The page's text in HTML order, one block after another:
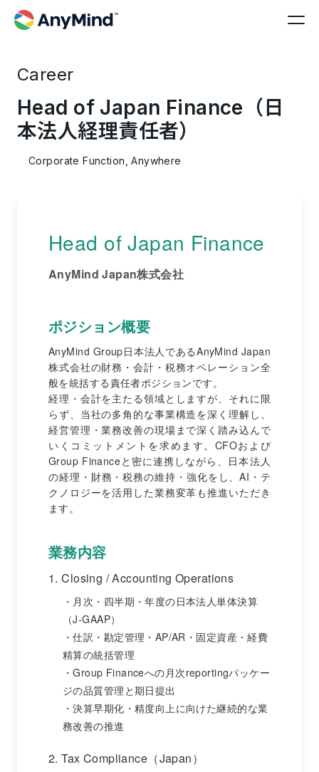
Career
Head of Japan Finance（日
本法人経理責任者）
Corporate Function, Anywhere
Head of Japan Finance
AnyMind Japan株式会社
ポジション概要
AnyMind Group日本法人であるAnyMind Japan
株式会社の財務・会計・税務オペレーション全
般を統括する責任者ポジションです。
経理・会計を主たる領域としますが、それに限
らず、当社の多角的な事業構造を深く理解し、
経営管理・業務改善の現場まで深く踏み込んで
いくコミットメントを求めます。CFOおよび
Group Financeと密に連携しながら、日本法人
の経理・財務・税務の維持・強化をし、AI・テ
クノロジーを活用した業務変革も推進いただき
ます。
業務内容
1. Closing / Accounting Operations
月次・四半期・年度の日本法人単体決算
（J-GAAP）
仕訳・勘定管理・AP/AR・固定資産・経費
精算の統括管理
Group Financeへの月次reportingパッケー
ジの品質管理と期日提出
決算早期化・精度向上に向けた継続的な業
務改善の推進
2. Tax Compliance（Japan）